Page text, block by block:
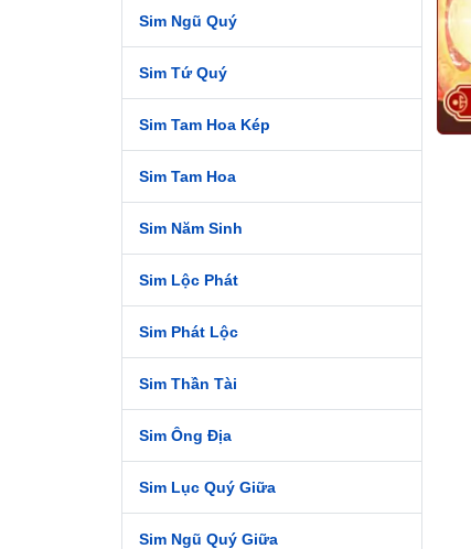
Sim Ngũ Quý
Sim Tứ Quý
Sim Tam Hoa Kép
Sim Tam Hoa
Sim Năm Sinh
Sim Lộc Phát
Sim Phát Lộc
Sim Thần Tài
Sim Ông Địa
Sim Lục Quý Giữa
Sim Ngũ Quý Giữa